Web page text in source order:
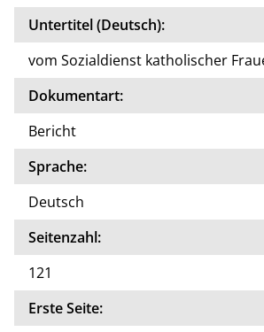
Untertitel (Deutsch):
vom Sozialdienst katholischer
Dokumentart:
Bericht
Sprache:
Deutsch
Seitenzahl:
121
Erste Seite: